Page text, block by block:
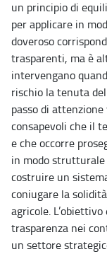
un principio di
per applicare in
doveroso
trasparenti, ma è
intervengano
rischio la tenuta
passo di
consapevoli che il
e che occorre
in modo
costruire un
coniugare la
agricole.
trasparenza nei
un settore